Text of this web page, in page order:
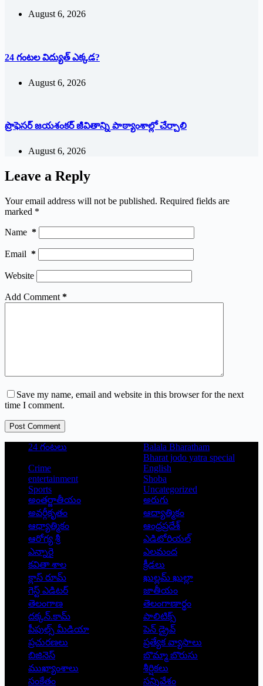
August 6, 2026
24 గంటల విద్యుత్ ఎక్కడ?
August 6, 2026
ప్రొఫెసర్ జయశంకర్ జీవితాన్ని పాఠ్యాంశాల్లో చేర్చాలి
August 6, 2026
Leave a Reply
Your email address will not be published. Required fields are
marked *
Name *
Email *
Website
Add Comment *
Save my name, email and website in this browser for the next
time I comment.
Post Comment
24 గంటలు
Balala Bharatham
Bharat jodo yatra special
Crime
English
entertainment
Shoba
Sports
Uncategorized
అంతర్జాతీయం
అరుగు
అవర్గీకృతం
ఆద్యాత్మికం
ఆధ్యాత్మికం
ఆంధ్రప్రదేశ్
ఆరోగ్య శ్రీ
ఎడిటోరియల్
ఎన్నారై
ఎలమంద
కవితా శాల
క్రీడలు
క్లాస్ రూమ్
ఖుల్లమ్ ఖుల్లా
గెస్ట్ ఎడిటర్
జాతీయం
తెలంగాణ
తెలంగాణార్థం
దక్కన్.కామ్
పాలిటిక్స్
పీపుల్స్ ‌మీడియా
పెన్ డ్రైవ్
ప్రచురణలు
ప్రత్యేక వ్యాసాలు
బిజినెస్
బొమ్మా బొరుసు
ముఖ్యాంశాలు
శీర్షికలు
సంకేతం
సన్నివేశం